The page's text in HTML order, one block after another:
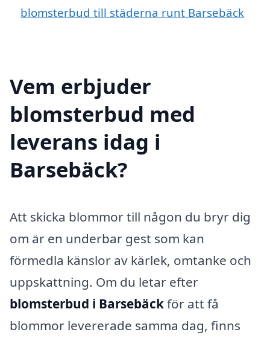
blomsterbud till städerna runt Barsebäck
Vem erbjuder
blomsterbud med
leverans idag i
Barsebäck?
Att skicka blommor till någon du bryr dig
om är en underbar gest som kan
förmedla känslor av kärlek, omtanke och
uppskattning. Om du letar efter
blomsterbud i Barsebäckför att få
blommor levererade samma dag, finns